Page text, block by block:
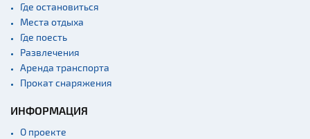
Где остановиться
Места отдыха
Где поесть
Развлечения
Аренда транспорта
Прокат снаряжения
ИНФОРМАЦИЯ
О проекте